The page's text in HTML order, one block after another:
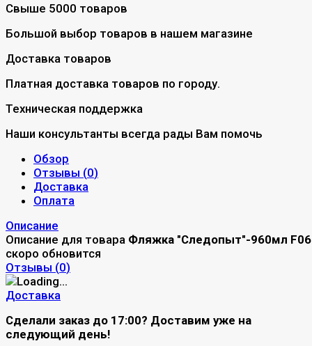
Свыше 5000 товаров
Большой выбор товаров в нашем магазине
Доставка товаров
Платная доставка товаров по городу.
Техническая поддержка
Наши консультанты всегда рады Вам помочь
Обзор
Отзывы (0)
Доставка
Оплата
Описание
Описание для товара Фляжка "Следопыт"-960мл F06
скоро обновится
Отзывы (0)
Доставка
Сделали заказ до 17:00? Доставим уже на
следующий день!